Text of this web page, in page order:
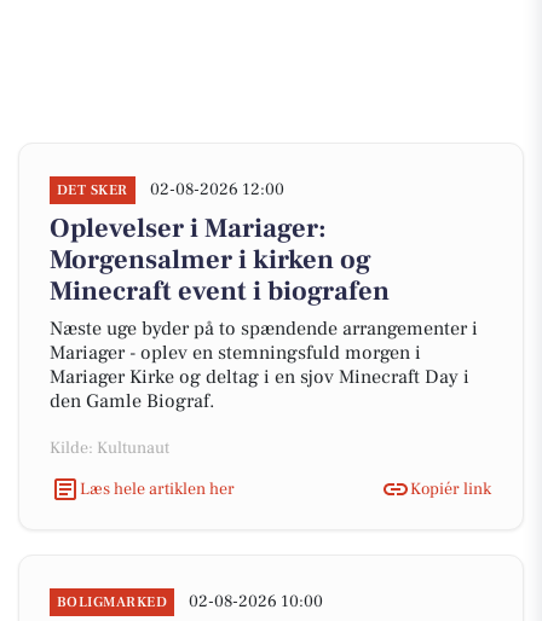
DET SKER 02-08-2026 12:00
Oplevelser i Mariager:
Morgensalmer i kirken og
Minecraft event i biografen
Næste uge byder på to spændende arrangementer i
Mariager - oplev en stemningsfuld morgen i
Mariager Kirke og deltag i en sjov Minecraft Day i
den Gamle Biograf.
Kilde: Kultunaut
Læs hele artiklen her
Kopiér link
BOLIGMARKED 02-08-2026 10:00